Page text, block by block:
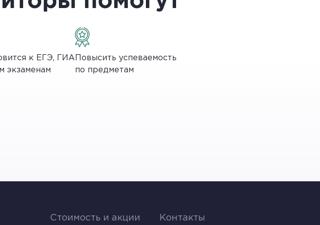
ситуации могут даже навредить:
как лестный, из-за чего они лишь ухудшились.
был неуместен.
целей приходится искусственно занижать свои
другой стороне, для достижения целей разговора.
к ЕГЭ, ГИА
экзаменам
Повысить успеваемость
по предметам
Стоимость и акции Контакты